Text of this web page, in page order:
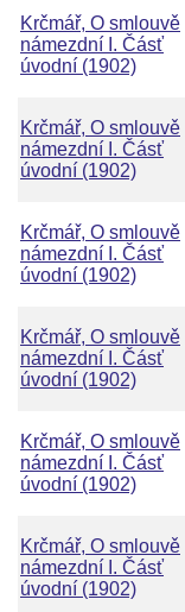
Krčmář, O smlouvě
námezdní I. Čásť
úvodní (1902)
Krčmář, O smlouvě
námezdní I. Čásť
úvodní (1902)
Krčmář, O smlouvě
námezdní I. Čásť
úvodní (1902)
Krčmář, O smlouvě
námezdní I. Čásť
úvodní (1902)
Krčmář, O smlouvě
námezdní I. Čásť
úvodní (1902)
Krčmář, O smlouvě
námezdní I. Čásť
úvodní (1902)